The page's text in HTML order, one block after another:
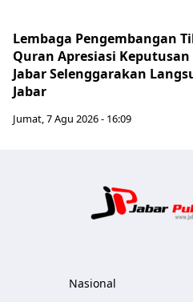
Lembaga Pengembangan
Quran Apresiasi Keputusan
Jabar Selenggarakan
Jabar
Jumat, 7 Agu 2026 - 16:09
Nasional